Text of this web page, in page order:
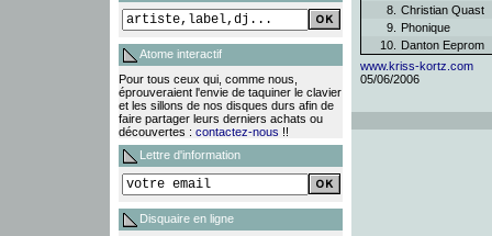
Atome interactif
Pour tous ceux qui, comme nous,
éprouveraient l'envie de taquiner le clavier
et les sillons de nos disques durs afin de
faire partager leurs derniers achats ou
découvertes : contactez-nous !!
Lettre d'information
Disquaire en ligne
8. Christian Quast
9.
Phonique
10.
Danton Eeprom
www.kriss-kortz.com
05/06/2006